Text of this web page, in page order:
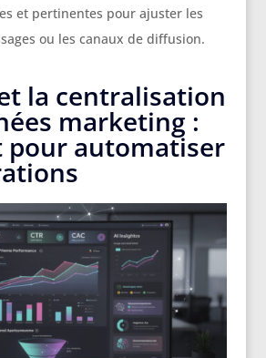
et pertinentes pour ajuster les
ou les canaux de diffusion.
la centralisation
marketing :
pour automatiser